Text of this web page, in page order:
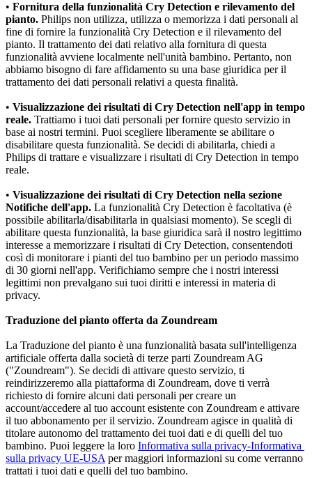
• Fornitura della funzionalità Cry Detection e rilevamento del
pianto. Philips non utilizza, utilizza o memorizza i dati personali al
fine di fornire la funzionalità Cry Detection e il rilevamento del
pianto. Il trattamento dei dati relativo alla fornitura di questa
funzionalità avviene localmente nell'unità bambino. Pertanto, non
abbiamo bisogno di fare affidamento su una base giuridica per il
trattamento dei dati personali relativi a questa finalità.
• Visualizzazione dei risultati di Cry Detection nell'app in tempo
reale. Trattiamo i tuoi dati personali per fornire questo servizio in
base ai nostri termini. Puoi scegliere liberamente se abilitare o
disabilitare questa funzionalità. Se decidi di abilitarla, chiedi a
Philips di trattare e visualizzare i risultati di Cry Detection in tempo
reale.
• Visualizzazione dei risultati di Cry Detection nella sezione
Notifiche dell'app. La funzionalità Cry Detection è facoltativa (è
possibile abilitarla/disabilitarla in qualsiasi momento). Se scegli di
abilitare questa funzionalità, la base giuridica sarà il nostro legittimo
interesse a memorizzare i risultati di Cry Detection, consentendoti
così di monitorare i pianti del tuo bambino per un periodo massimo
di 30 giorni nell'app. Verifichiamo sempre che i nostri interessi
legittimi non prevalgano sui tuoi diritti e interessi in materia di
privacy.
Traduzione del pianto offerta da Zoundream
La Traduzione del pianto è una funzionalità basata sull'intelligenza
artificiale offerta dalla società di terze parti Zoundream AG
("Zoundream"). Se decidi di attivare questo servizio, ti
reindirizzeremo alla piattaforma di Zoundream, dove ti verrà
richiesto di fornire alcuni dati personali per creare un
account/accedere al tuo account esistente con Zoundream e attivare
il tuo abbonamento per il servizio. Zoundream agisce in qualità di
titolare autonomo del trattamento dei tuoi dati e di quelli del tuo
bambino. Puoi leggere la loro Informativa sulla privacy-Informativa
sulla privacy UE-USA per maggiori informazioni su come verranno
trattati i tuoi dati e quelli del tuo bambino.